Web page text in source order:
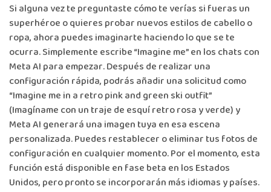
Si alguna vez te preguntaste cómo te verías si fueras un
superhéroe o quieres probar nuevos estilos de cabello o
ropa, ahora puedes imaginarte haciendo lo que se te
ocurra. Simplemente escribe “Imagine me” en los chats con
Meta AI para empezar. Después de realizar una
configuración rápida, podrás añadir una solicitud como
“Imagine me in a retro pink and green ski outfit”
(Imagíname con un traje de esquí retro rosa y verde) y
Meta AI generará una imagen tuya en esa escena
personalizada. Puedes restablecer o eliminar tus fotos de
configuración en cualquier momento. Por el momento, esta
función está disponible en fase beta en los Estados
Unidos, pero pronto se incorporarán más idiomas y países.